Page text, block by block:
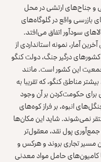
و جناح‌های ارتشی در محل
واقع در گلوگاه‌های
سودآور اتفاق می‌افتد.
آمار، نمونه‌ استانداردی از
درگیر جنگ، دولت کنگو
جمعیت این کشور است. مانند
مناطق کنگو، که تقریبا به
برای حکومت‌کردن بر آن وجود
انبوه، بر فراز کوه‌های
نمی‌شوند. شاید این مکان‌ها
پول نقد، معقول‌تر
مسیر تجاری بروند و هرکس و
کامیون‌های حامل مواد معدنی